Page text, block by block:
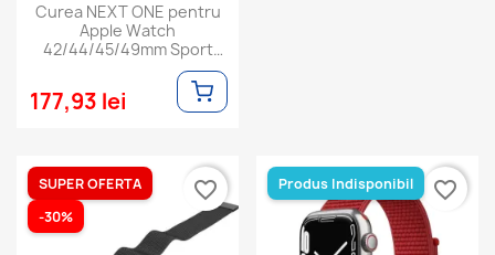
Curea NEXT ONE pentru
Apple Watch
42/44/45/49mm Sport
Loop, Pink Sand
177,93 lei
SUPER OFERTA
-30%
favorite_border Produs Indisponibil favorite_border